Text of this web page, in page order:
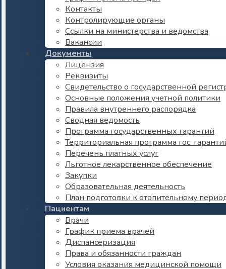
Контакты
Контролирующие органы
Ссылки на министерства и ведомства
Вакансии
Документы
Лицензия
Реквизиты
Свидетельство о государственной
Основные положения учетной политики
Правила внутреннего распорядка
Сводная ведомость
Программа государственных гарантий
Территориальная программа гос.
Перечень платных услуг
Льготное лекарственное обеспечение
Закупки
Образовательная деятельность
План подготовки к отопительному
Пациентам
Врачи
График приема врачей
Диспансеризация
Права и обязанности граждан
Условия оказания медицинской помощи